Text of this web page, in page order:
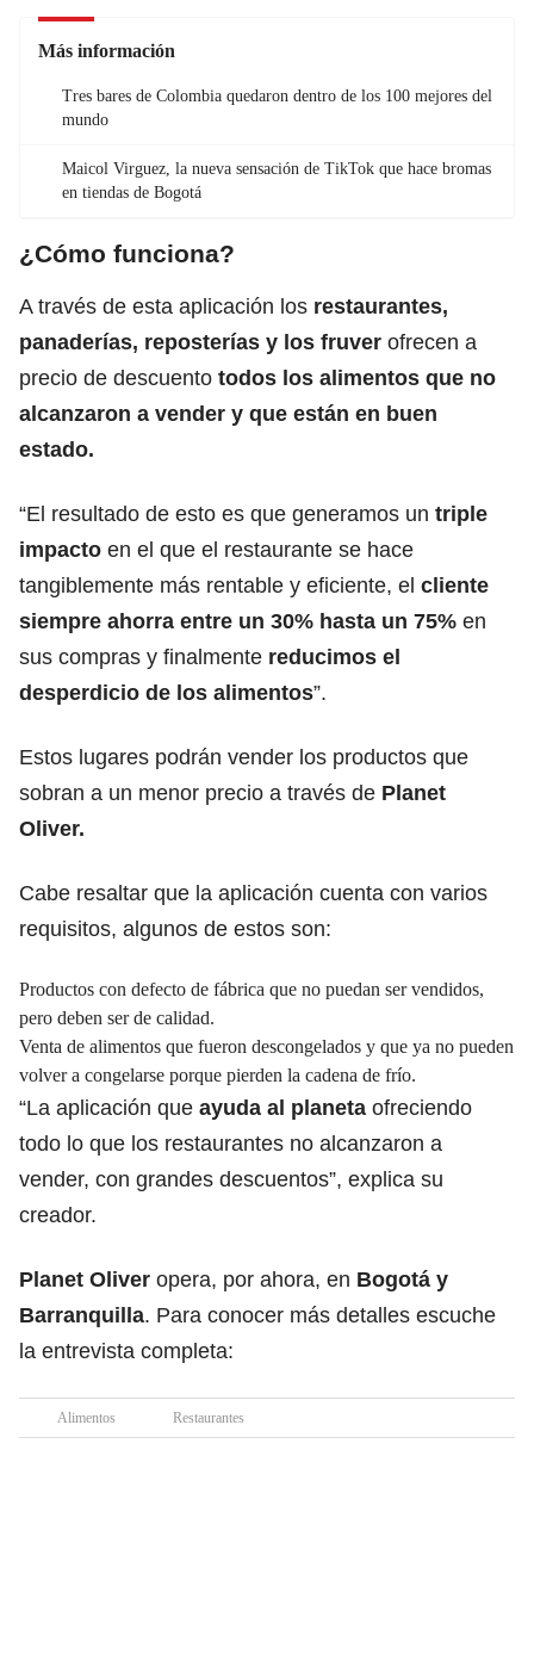
Más información
Tres bares de Colombia quedaron dentro de los 100 mejores del
mundo
Maicol Virguez, la nueva sensación de TikTok que hace bromas
en tiendas de Bogotá
¿Cómo funciona?
A través de esta aplicación los restaurantes,
panaderías, reposterías y los fruver ofrecen a
precio de descuento todos los alimentos que no
alcanzaron a vender y que están en buen
estado.
“El resultado de esto es que generamos un triple
impacto en el que el restaurante se hace
tangiblemente más rentable y eficiente, el cliente
siempre ahorra entre un 30% hasta un 75% en
sus compras y finalmente reducimos el
desperdicio de los alimentos”.
Estos lugares podrán vender los productos que
sobran a un menor precio a través de Planet
Oliver.
Cabe resaltar que la aplicación cuenta con varios
requisitos, algunos de estos son:
Productos con defecto de fábrica que no puedan ser vendidos,
pero deben ser de calidad.
Venta de alimentos que fueron descongelados y que ya no pueden
volver a congelarse porque pierden la cadena de frío.
“La aplicación que ayuda al planeta ofreciendo
todo lo que los restaurantes no alcanzaron a
vender, con grandes descuentos”, explica su
creador.
Planet Oliver opera, por ahora, en Bogotá y
Barranquilla. Para conocer más detalles escuche
la entrevista completa:
Alimentos Restaurantes